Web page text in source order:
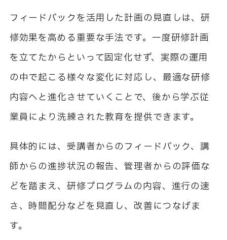
フィードバックを活用した計画の見直しは、研
修効果を高める重要な手法です。一度研修計画
を立てたからといって固定化せず、実際の運用
の中で起こる様々な変化に対応し、最適な研修
内容へと進化させていくことで、後から学ぶ従
業員により洗練された教育を提供できます。
具体的には、受講者からのフィードバック、講
師からの進捗状況の報告、管理者からの評価な
どを踏まえ、研修プログラムの内容、進行の速
さ、時間配分などを見直し、改善につなげま
す。